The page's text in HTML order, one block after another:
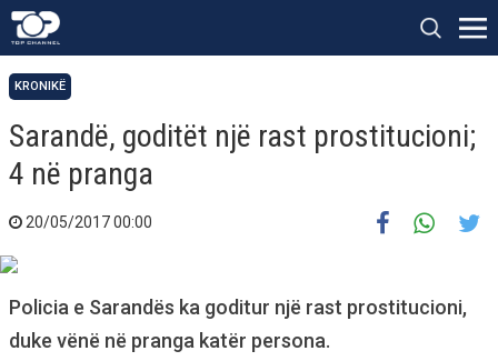
KRONIKË
Sarandë, goditët një rast prostitucioni;
4 në pranga
20/05/2017 00:00
Policia e Sarandës ka goditur një rast prostitucioni,
duke vënë në pranga katër persona.